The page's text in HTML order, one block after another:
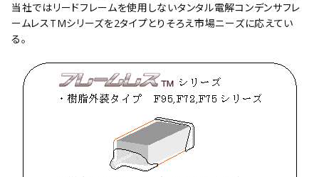
当社ではリードフレームを使用しないタンタル電解コンデンサフレ
ームレスTMシリーズを2タイプとりそろえ市場ニーズに応えてい
る。